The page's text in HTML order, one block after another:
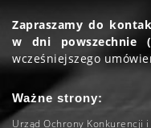
Zapraszamy do
w dni powszechnie
wcześniejszego
Ważne strony:
Urząd Ochrony Konkurencji